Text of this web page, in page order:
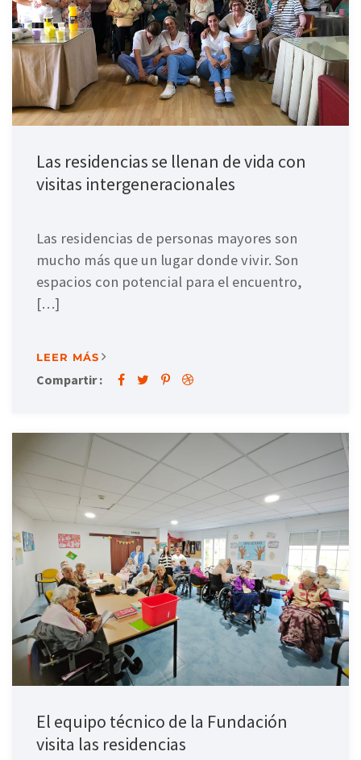
Las residencias se llenan de vida con
visitas intergeneracionales
Las residencias de personas mayores son
mucho más que un lugar donde vivir. Son
espacios con potencial para el encuentro,
[…]
LEER MÁS
Compartir :
El equipo técnico de la Fundación
visita las residencias